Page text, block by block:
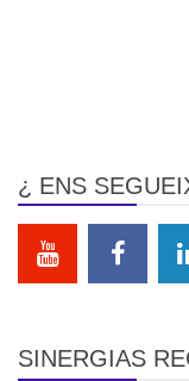
¿ ENS
SINERGIAS